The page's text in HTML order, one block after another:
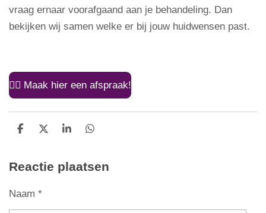
vraag ernaar voorafgaand aan je behandeling. Dan
bekijken wij samen welke er bij jouw huidwensen past.
👉🏼 Maak hier een afspraak!
D
e
D
l
S
r
D
e
Reactie plaatsen
Naam *